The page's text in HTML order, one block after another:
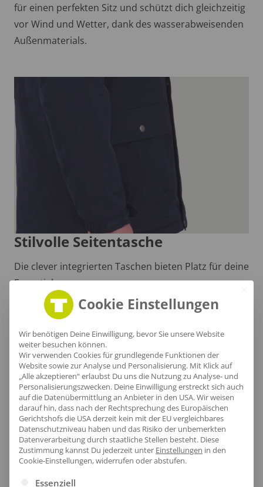
für einen perfekten Sitz und schützt dich gleichzeitig
vor Wind und Wetter, dank des wasserabweisenden
Außenmaterials.
Stilvolle Seitentasche
Die clever integrierten Taschen bieten Platz für deine
Essentials.
Cookie Einstellungen
Wir benötigen Deine Einwilligung, bevor Sie unsere Website
weiter besuchen können.
Wir verwenden Cookies für grundlegende Funktionen der
Website sowie zur Analyse und Personalisierung. Mit Klick auf
„Alle akzeptieren“ erlaubst Du uns die Nutzung zu Analyse- und
Personalisierungszwecken. Deine Einwilligung erstreckt sich auch
auf die Datenübermittlung an Anbieter in den USA. Wir weisen
darauf hin, dass nach der Rechtsprechung des Europäischen
Gerichtshofs die USA derzeit kein mit der EU vergleichbares
Datenschutzniveau haben und das Risiko der unbemerkten
Datenverarbeitung durch staatliche Stellen besteht. Diese
Zustimmung kannst Du jederzeit unter Einstellungen in den
Cookie-Einstellungen, widerrufen oder abstufen.
Es folgt eine Liste der Service-Gruppen, für die eine
Essenziell